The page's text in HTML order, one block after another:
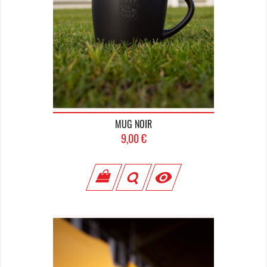
MUG NOIR
Prix
9,00 €
